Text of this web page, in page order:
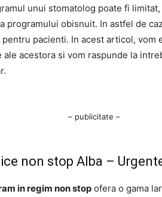
unui stomatolog poate fi
programului obisnuit. In astfel de
pacienti. In acest articol, vom
acestora si vom raspunde la
– publicitate –
non stop Alba –
in regim non stop ofera o gama